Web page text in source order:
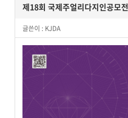
제18회 국제주얼리다지인공모전
글쓴이 : KJDA